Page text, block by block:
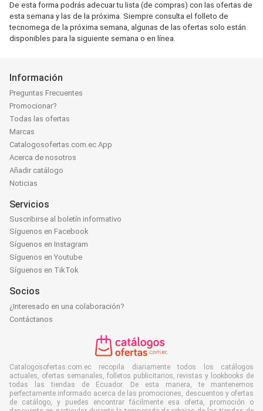
De esta forma podrás adecuar tu lista (de compras) con las ofertas de
esta semana y las de la próxima. Siempre consulta el folleto de
tecnomega de la próxima semana, algunas de las ofertas solo están
disponibles para la siguiente semana o en línea.
Información
Preguntas Frecuentes
Promocionar?
Todas las ofertas
Marcas
Catalogosofertas.com.ec App
Acerca de nosotros
Añadir catálogo
Noticias
Servicios
Suscribirse al boletín informativo
Síguenos en Facebook
Síguenos en Instagram
Síguenos en Youtube
Síguenos en TikTok
Socios
¿Interesado en una colaboración?
Contáctanos
Catalogosofertas.com.ec recopila diariamente todos los catálogos
actuales, ofertas semanales, folletos publicitarios, revistas y lookbooks de
todas las tiendas de Ecuador. De esta manera, te mantenemos
perfectamente informado acerca de las promociones, descuentos y ofertas
de catálogo, y puedes encontrar fácilmente esa oferta, promoción o